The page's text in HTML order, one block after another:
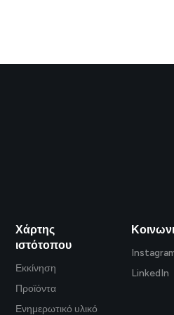
Χάρτης
ιστότοπου
Εκκίνηση
Προϊόντα
Ενημερωτικό υλικό
LinkedIn